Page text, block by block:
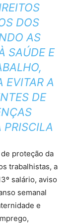
DOS
AS
SAÚDE E
EVITAR A
DE
PRISCILA
proteção da
trabalhistas, a
salário, aviso
semanal
e